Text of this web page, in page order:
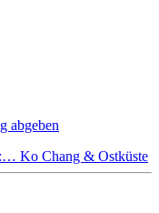
abgeben
Ko Chang & Ostküste